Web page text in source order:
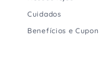
Cuidados
Benefícios e